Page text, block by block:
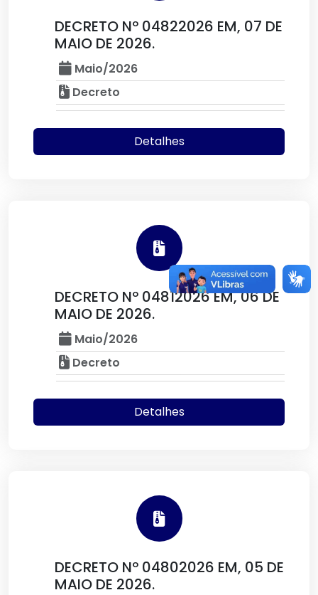
DECRETO Nº 04822026 EM, 07 DE
MAIO DE 2026.
Maio/2026
Decreto
Detalhes
DECRETO Nº 04812026 EM, 06 DE
MAIO DE 2026.
Maio/2026
Decreto
Detalhes
DECRETO Nº 04802026 EM, 05 DE
MAIO DE 2026.